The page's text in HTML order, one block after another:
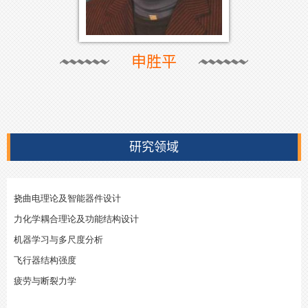
申胜平
研究领域
挠曲电理论及智能器件设计
力化学耦合理论及功能结构设计
机器学习与多尺度分析
飞行器结构强度
疲劳与断裂力学